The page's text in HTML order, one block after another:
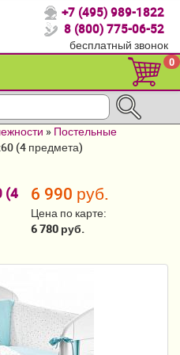
+7 (495) 989-1822
8 (800) 775-06-52
бесплатный звонок
0
» Постельные
(4 предмета)
(4
6 990 руб.
Цена по карте:
6 780 руб.